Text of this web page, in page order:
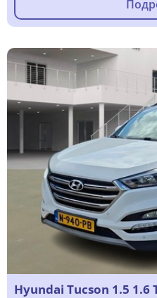
Hyundai Tucson 1.5 1.6